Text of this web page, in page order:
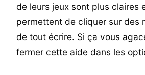
de leurs jeux sont plus claires
permettent de cliquer sur des
de tout écrire. Si ça vous
fermer cette aide dans les